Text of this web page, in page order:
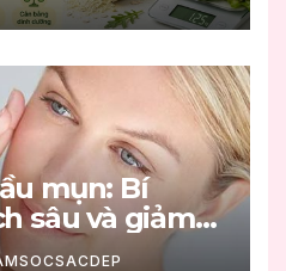
mụn: Bí
sâu và giảm